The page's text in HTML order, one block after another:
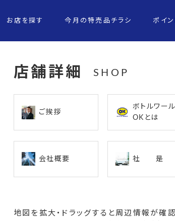
お店を探す 今月の特売品チラシ ポイ
店舗詳細 SHOP
ご挨拶
ボトルワー
OKとは
会社概要 社 是
地図を拡大・ドラッグすると周辺情報が確認